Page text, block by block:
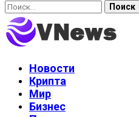
Найти:
Новости
Крипта
Мир
Бизнес